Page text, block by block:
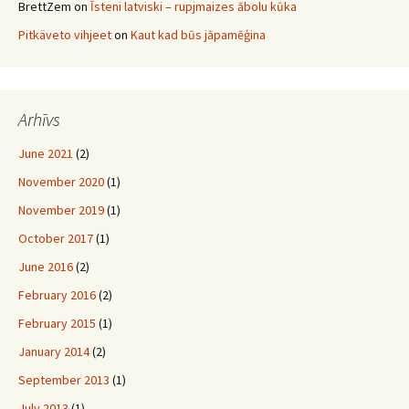
BrettZem on Īsteni latviski – rupjmaizes ābolu kūka
Pitkäveto vihjeeton Kaut kad būs jāpamēģina
Arhīvs
June 2021 (2)
November 2020(1)
November 2019(1)
October 2017(1)
June 2016(2)
February 2016(2)
February 2015 (1)
January 2014(2)
September 2013 (1)